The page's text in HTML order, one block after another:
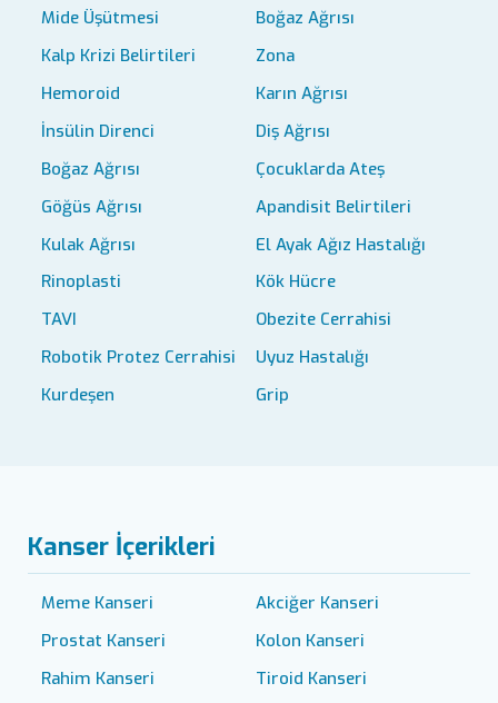
Mide Üşütmesi
Boğaz Ağrısı
Kalp Krizi Belirtileri
Zona
Hemoroid
Karın Ağrısı
İnsülin Direnci
Diş Ağrısı
Boğaz Ağrısı
Çocuklarda Ateş
Göğüs Ağrısı
Apandisit Belirtileri
Kulak Ağrısı
El Ayak Ağız Hastalığı
Rinoplasti
Kök Hücre
TAVI
Obezite Cerrahisi
Robotik Protez Cerrahisi
Uyuz Hastalığı
Kurdeşen
Grip
Kanser İçerikleri
Meme Kanseri
Akciğer Kanseri
Prostat Kanseri
Kolon Kanseri
Rahim Kanseri
Tiroid Kanseri